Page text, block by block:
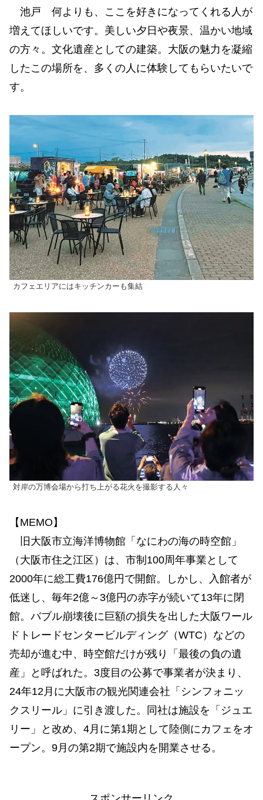
池戸 何よりも、ここを好きになってくれる人が
増えてほしいです。美しい夕日や夜景、温かい地域
の方々。文化遺産としての建築。大阪の魅力を凝縮
したこの場所を、多くの人に体験してもらいたいで
す。
カフェエリアにはキッチンカーも集結
対岸の万博会場から打ち上がる花火を撮影する人々
【MEMO】
旧大阪市立海洋博物館「なにわの海の時空館」
（大阪市住之江区）は、市制100周年事業として
2000年に総工費176億円で開館。しかし、入館者が
低迷し、毎年2億～3億円の赤字が続いて13年に閉
館。バブル崩壊後に巨額の損失を出した大阪ワール
ドトレードセンタービルディング（WTC）などの
売却が進む中、時空館だけが残り「最後の負の遺
産」と呼ばれた。3度目の公募で事業者が決まり、
24年12月に大阪市の観光関連会社「シンフォニッ
クスリール」に引き渡した。同社は施設を「ジュエ
リー」と改め、4月に第1期として陸側にカフェをオ
ープン。9月の第2期で施設内を開業させる。